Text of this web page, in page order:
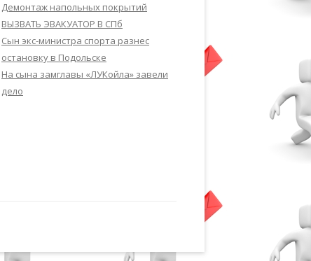
Демонтаж напольных покрытий
ВЫЗВАТЬ ЭВАКУАТОР В СПб
Сын экс-министра спорта разнес
остановку в Подольске
На сына замглавы «ЛУКойла» завели
дело